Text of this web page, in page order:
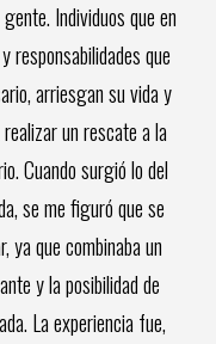
Individuos que en
responsabilidades que
arriesgan su vida y
un rescate a la
Cuando surgió lo del
se me figuró que se
ya que combinaba un
y la posibilidad de
La experiencia fue,